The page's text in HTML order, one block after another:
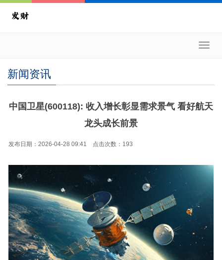
新闻资讯
中国卫星(600118): 收入增长彰显需求景气 看好航天
龙头成长前景
发布日期：2026-04-28 09:41 点击次数：193